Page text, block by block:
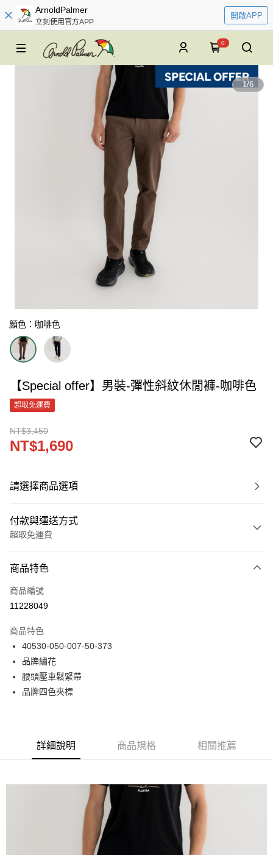
ArnoldPalmer
立刻使用官方APP
開啟APP
0
1/6
顏色：咖啡色
【Special offer】男裝-彈性斜紋休閒褲-咖啡色
超取免運費
NT$3,450
NT$1,690
請選擇商品選項
付款與運送方式
超取免運費
信用卡一次付款
LINE Pay
悠遊付
Google Pay
貨到付款
商品特色
商品編號
11228049
商品特色
40530-050-007-50-373
品牌繡花
腰頭壓車鬆緊帶
品牌四色夾標
詳細說明 商品規格 相關推薦